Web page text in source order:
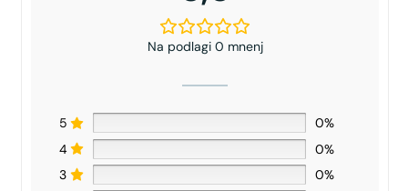
Na podlagi 0 mnenj
5
0%
4
0%
3
0%